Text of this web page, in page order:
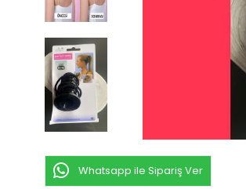
Whatsapp ile Sipariş Ver